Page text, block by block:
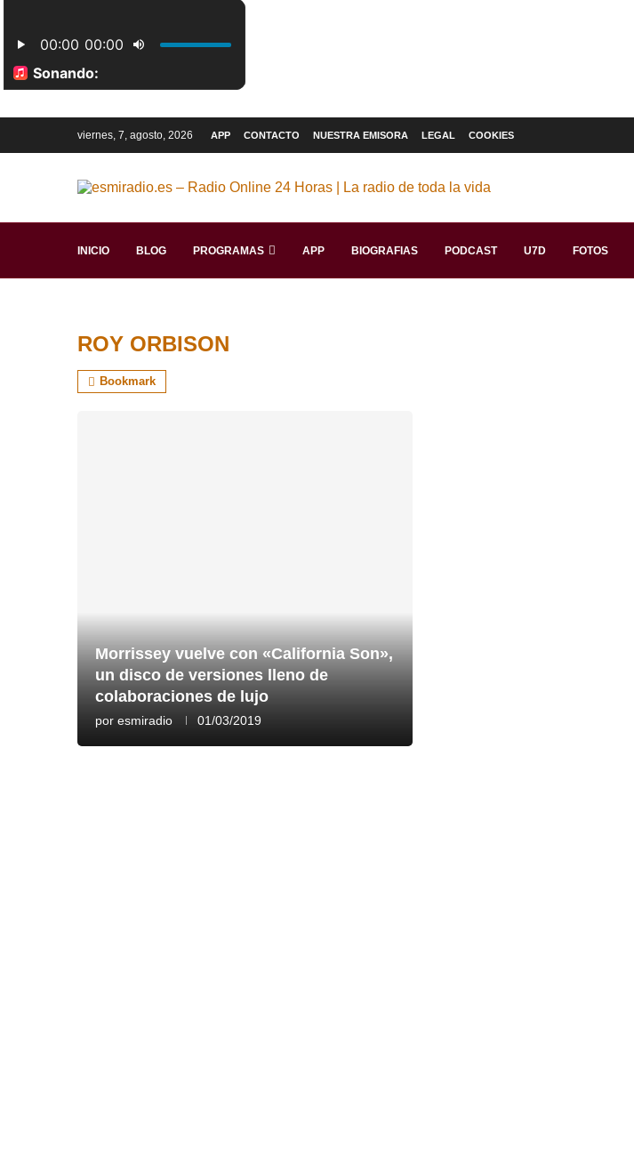
viernes, 7, agosto, 2026 APP CONTACTO NUESTRA EMISORA LEGAL COOKIES
INICIO BLOG PROGRAMAS APP BIOGRAFIAS PODCAST U7D FOTOS
ROY ORBISON
Bookmark
Morrissey vuelve con «California Son»,
un disco de versiones lleno de
colaboraciones de lujo
por esmiradio 01/03/2019